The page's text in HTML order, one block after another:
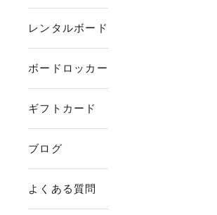
レンタルボード
ボードロッカー
ギフトカード
ブログ
よくある質問